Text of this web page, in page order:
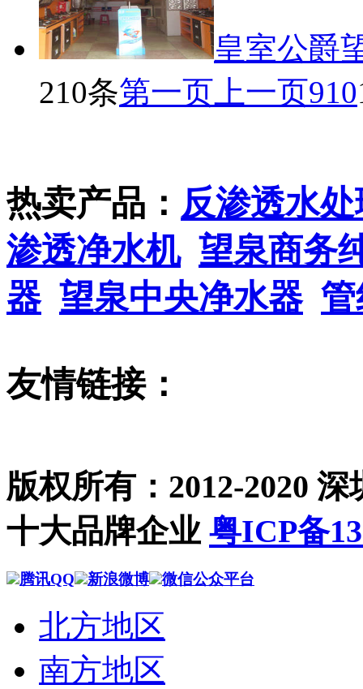
皇室公爵
210条第一页 上一页910
热卖产品： 反渗透水
渗透净水机 望泉商务
器 望泉中央净水器
友情链接：
版权所有：2012-2020
十大品牌企业 粤ICP备
腾讯QQ 新浪微博 微信公众平台
北方地区
南方地区